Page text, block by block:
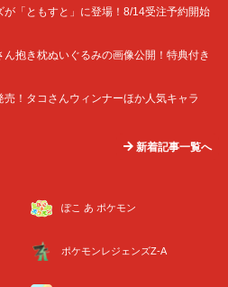
が「ともすと」に登場！8/14受注予約開始
ん抱き枕ぬいぐるみの画像公開！特典付き
！タコさんウィンナーほか人気キャラ
新着記事一覧へ
ぽこ あ ポケモン
ポケモンレジェンズZ-A